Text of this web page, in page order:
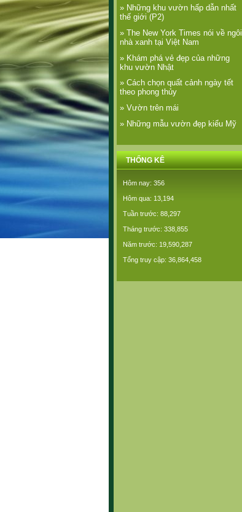
» Những khu vườn hấp dẫn nhất
thế giới (P2)
» The New York Times nói về ngôi
nhà xanh tại Việt Nam
» Khám phá vẻ đẹp của những
khu vườn Nhật
» Cách chọn quất cảnh ngày tết
theo phong thủy
» Vườn trên mái
» Những mẫu vườn đẹp kiểu Mỹ
THỐNG KÊ
Hôm nay: 356
Hôm qua: 13,194
Tuần trước: 88,297
Tháng trước: 338,855
Năm trước: 19,590,287
Tổng truy cập: 36,864,458